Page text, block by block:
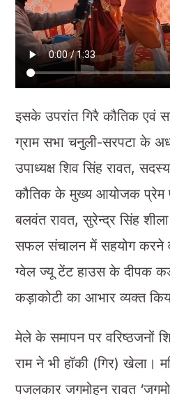
इसके उपरांत गिरै कौतिक एवं
ग्राम सभा चनुली-सरपटा के
उपाध्यक्ष शिव सिंह रावत, सदस्य
कौतिक के मुख्य आयोजक प्रेम
बलवंत रावत, सुरेन्द्र सिंह शीला
सफल संचालन में सहयोग करने
ग्वेल ज्यू टेंट हाउस के दीपक
कड़ाकोटी का आभार व्यक्त
मेले के समापन पर वरिष्ठजनों
राम ने भी हॉकी (गिर) खेला।
पजलकार जगमोहन रावत